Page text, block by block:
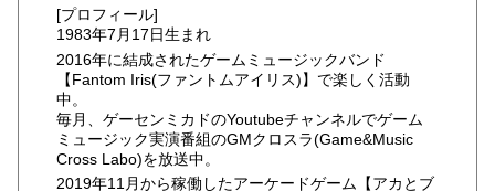
[プロフィール]
1983年7月17日生まれ
2016年に結成されたゲームミュージックバンド
【Fantom Iris(ファントムアイリス)】で楽しく活動
中。
毎月、ゲーセンミカドのYoutubeチャンネルでゲーム
ミュージック実演番組のGMクロスラ(Game&Music
Cross Labo)を放送中。
2019年11月から稼働したアーケードゲーム【アカとブ